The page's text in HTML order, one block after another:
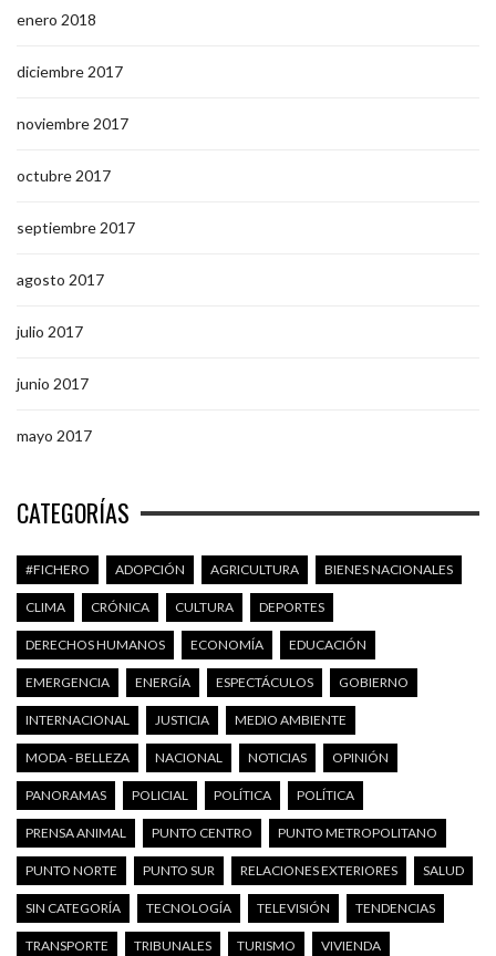
enero 2018
diciembre 2017
noviembre 2017
octubre 2017
septiembre 2017
agosto 2017
julio 2017
junio 2017
mayo 2017
CATEGORÍAS
#FICHERO ADOPCIÓN AGRICULTURA BIENES NACIONALES
CLIMA CRÓNICA CULTURA DEPORTES
DERECHOS HUMANOS ECONOMÍA EDUCACIÓN
EMERGENCIA ENERGÍA ESPECTÁCULOS GOBIERNO
INTERNACIONAL JUSTICIA MEDIO AMBIENTE
MODA - BELLEZA NACIONAL NOTICIAS OPINIÓN
PANORAMAS POLICIAL POLÍTICA POLÍTICA
PRENSA ANIMAL PUNTO CENTRO PUNTO METROPOLITANO
PUNTO NORTE PUNTO SUR RELACIONES EXTERIORES SALUD
SIN CATEGORÍA TECNOLOGÍA TELEVISIÓN TENDENCIAS
TRANSPORTE TRIBUNALES TURISMO VIVIENDA